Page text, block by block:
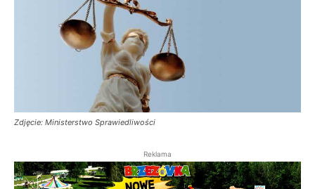
Zdjęcie: Ministerstwo Sprawiedliwości
Reklama